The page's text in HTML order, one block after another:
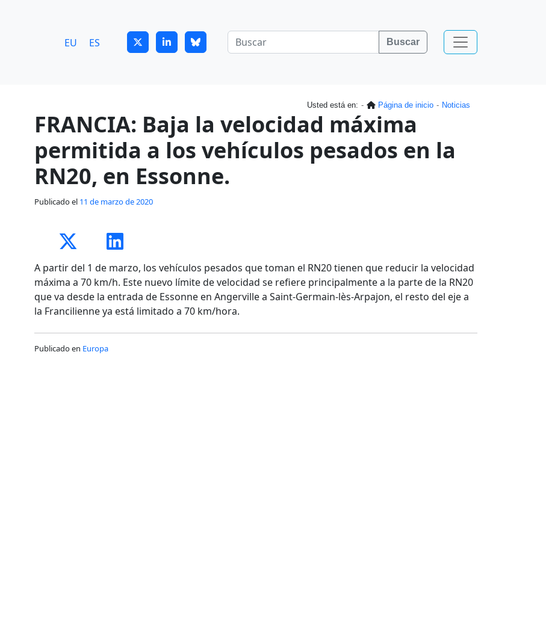
EU ES Buscar
Usted está en: Página de inicio Noticias
FRANCIA: Baja la velocidad máxima
permitida a los vehículos pesados en la
RN20, en Essonne.
Publicado el 11 de marzo de 2020
A partir del 1 de marzo, los vehículos pesados que toman el RN20 tienen que reducir la velocidad
máxima a 70 km/h. Este nuevo límite de velocidad se refiere principalmente a la parte de la RN20
que va desde la entrada de Essonne en Angerville a Saint-Germain-lès-Arpajon, el resto del eje a
la Francilienne ya está limitado a 70 km/hora.
Publicado en Europa